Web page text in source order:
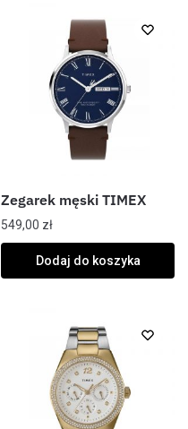
Zegarek męski TIMEX
549,00 zł
Dodaj do koszyka